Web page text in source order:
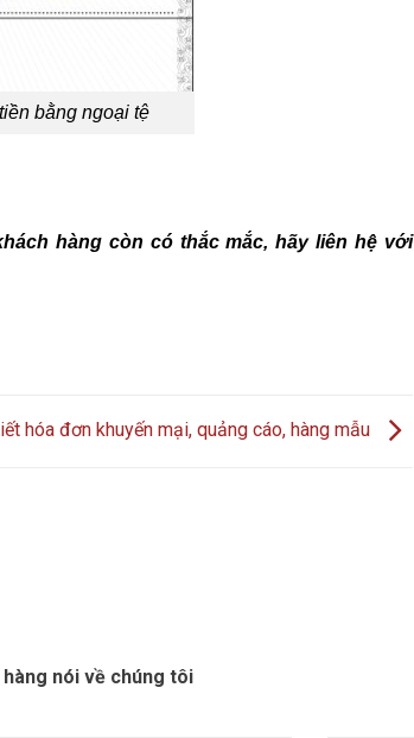
bằng ngoại tệ
hàng còn có thắc mắc, hãy liên hệ với
hóa đơn khuyến mại, quảng cáo, hàng mẫu
hàng nói về chúng tôi